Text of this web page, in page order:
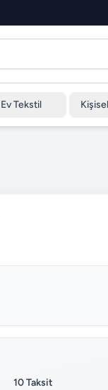
Ev Tekstil
10 Taksit